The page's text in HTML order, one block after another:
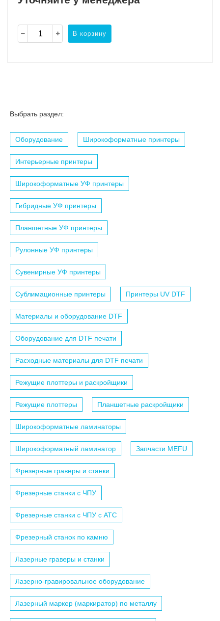
В корзину
Выбрать раздел:
Оборудование Широкоформатные принтеры
Интерьерные принтеры
Широкоформатные УФ принтеры
Гибридные УФ принтеры
Планшетные УФ принтеры
Рулонные УФ принтеры
Сувенирные УФ принтеры
Сублимационные принтеры Принтеры UV DTF
Материалы и оборудование DTF
Оборудование для DTF печати
Расходные материалы для DTF печати
Режущие плоттеры и раскройщики
Режущие плоттеры Планшетные раскройщики
Широкоформатные ламинаторы
Широкоформатный ламинатор Запчасти MEFU
Фрезерные граверы и станки
Фрезерные станки с ЧПУ
Фрезерные станки с ЧПУ c АТС
Фрезерный станок по камню
Лазерные граверы и станки
Лазерно-гравировальное оборудование
Лазерный маркер (маркиратор) по металлу